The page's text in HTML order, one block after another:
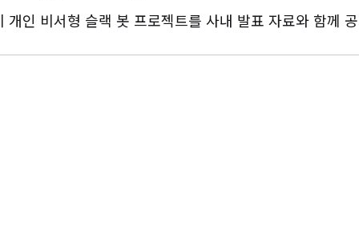
인 비서형 슬랙 봇 프로젝트를 사내 발표 자료와 함께